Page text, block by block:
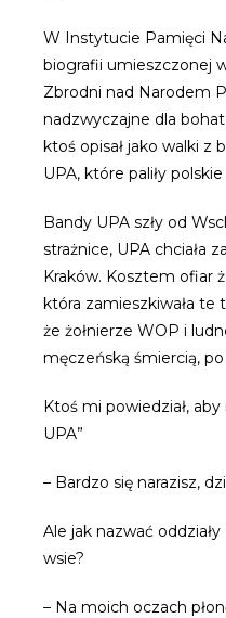
W Instytucie Pamięci
biografii umieszczonej
Zbrodni nad Narodem
nadzwyczajne dla
ktoś opisał jako walki z
UPA, które paliły polskie
Bandy UPA szły od
strażnice, UPA chciała
Kraków. Kosztem ofiar
która zamieszkiwała te
że żołnierze WOP i
męczeńską śmiercią,
Ktoś mi powiedział,
UPA”
– Bardzo się narazisz,
Ale jak nazwać
wsie?
– Na moich oczach